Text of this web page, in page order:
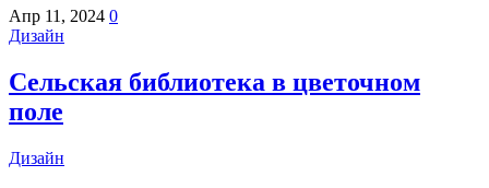
Апр 11, 2024 0
Дизайн
Сельская библиотека в цветочном
поле
Дизайн